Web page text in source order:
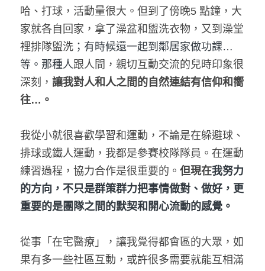
哈、打球，活動量很大。但到了傍晚5 點鐘，大
家就各自回家，拿了澡盆和盥洗衣物，又到澡堂
裡排隊盥洗 ；有時候還一起到鄰居家做功課…
等。那種人跟人間，親切互動交流的兒時印象很
深刻， 讓我對人和人之間的自然連結有信仰和嚮
往… 。
我從小就很喜歡學習和運動，不論是在躲避球、
排球或鐵人運動，我都是參賽校隊隊員。在運動
練習過程，協力合作是很重要的。 但現在我努力
的方向，不只是群策群力把事情做對、做好，更
重要的是團隊之間的默契和開心流動的感覺。
從事「在宅醫療」，讓我覺得都會區的大眾，如
果有多一些社區互動，或許很多需要就能互相滿